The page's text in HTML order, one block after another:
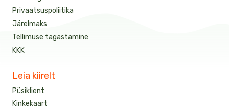
Privaatsuspoliitika
Järelmaks
Tellimuse tagastamine
KKK
Leia kiirelt
Püsiklient
Kinkekaart